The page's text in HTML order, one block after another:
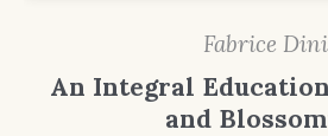
Fabrice Dini
An Integral
and